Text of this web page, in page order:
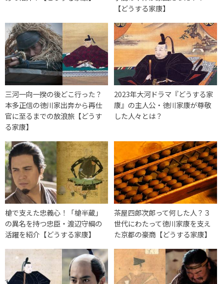
【どうする家康】
三河一向一揆の後どこ行った？
本多正信の徳川家出奔から再仕
官に至るまでの放浪旅【どうす
る家康】
2023年大河ドラマ『どうする家
康』の主人公・徳川家康が尊敬
した人々とは？
槍で支えた忠義心！「槍半蔵」
の異名を持つ忠臣・渡辺守綱の
活躍を紹介【どうする家康】
茶屋四郎次郎って何した人？３
世代にわたって徳川家康を支え
た京都の豪商【どうする家康】